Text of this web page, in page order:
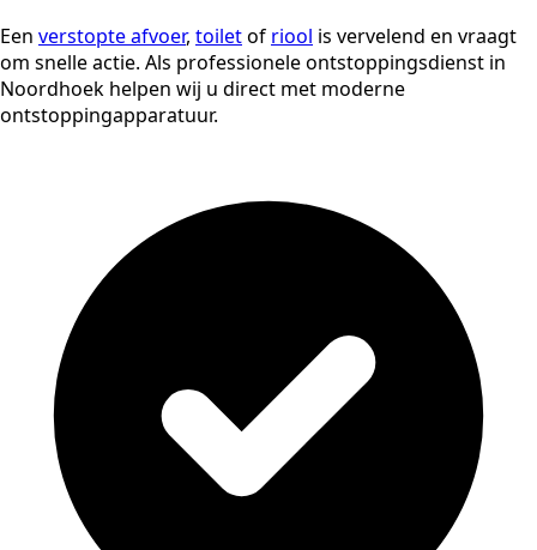
Een verstopte afvoer, toiletof riool is vervelend en vraagt
om snelle actie. Als professionele ontstoppingsdienst in
Noordhoek helpen wij u direct met moderne
ontstoppingapparatuur.